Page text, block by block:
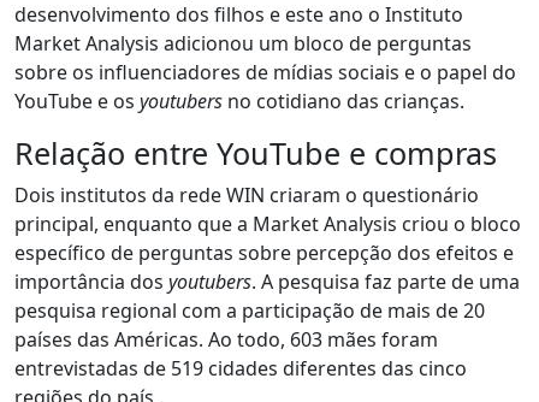
desenvolvimento dos filhos e este ano o Instituto
Market Analysis adicionou um bloco de perguntas
sobre os influenciadores de mídias sociais e o papel do
YouTube e os youtubers no cotidiano das crianças.
Relação entre YouTube e compras
Dois institutos da rede WIN criaram o questionário
principal, enquanto que a Market Analysis criou o bloco
específico de perguntas sobre percepção dos efeitos e
importância dos youtubers. A pesquisa faz parte de uma
pesquisa regional com a participação de mais de 20
países das Américas. Ao todo, 603 mães foram
entrevistadas de 519 cidades diferentes das cinco